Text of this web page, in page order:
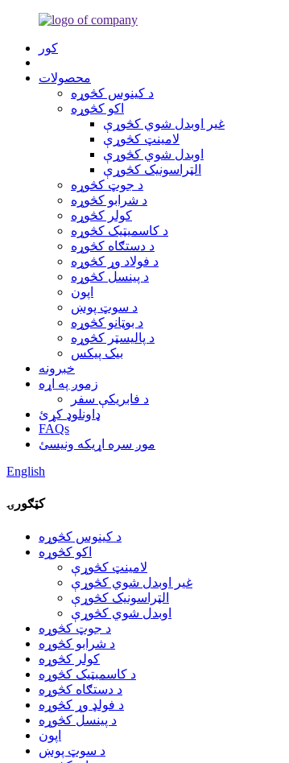
کور
محصولات
د کینوس کڅوړه
اکو کڅوړه
غیر اوبدل شوي کڅوړې
لامینټ کڅوړې
اوبدل شوي کڅوړې
الټراسونیک کڅوړې
د جوټ کڅوړه
د شرابو کڅوړه
کولر کڅوړه
د کاسمیټیک کڅوړه
د دستګاه کڅوړه
د فولاد وړ کڅوړه
د پینسل کڅوړه
اپون
د سوټ پوښ
د بوټانو کڅوړه
د پالیسټر کڅوړه
بیک پیکس
خبرونه
زموږ په اړه
د فابریکې سفر
ډاونلوډ کړئ
FAQs
موږ سره اړیکه ونیسئ
English
کټګورۍ
د کینوس کڅوړه
اکو کڅوړه
لامینټ کڅوړې
غیر اوبدل شوي کڅوړې
الټراسونیک کڅوړې
اوبدل شوي کڅوړې
د جوټ کڅوړه
د شرابو کڅوړه
کولر کڅوړه
د کاسمیټیک کڅوړه
د دستګاه کڅوړه
د فولډ وړ کڅوړه
د پینسل کڅوړه
اپون
د سوټ پوښ